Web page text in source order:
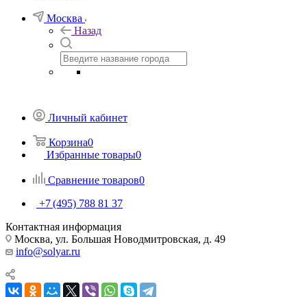
Москва
Назад
Личный кабинет
Корзина0
Избранные товары0
Сравнение товаров0
+7 (495) 788 81 37
Контактная информация
Москва, ул. Большая Новодмитровская, д. 49
info@solyar.ru